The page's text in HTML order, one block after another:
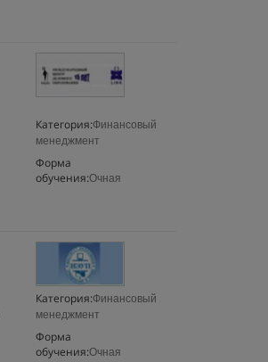
Категория:Финансовый
менеджмент
Форма
обучения:Очная
Категория:Финансовый
менеджмент
Форма
обучения:Очная